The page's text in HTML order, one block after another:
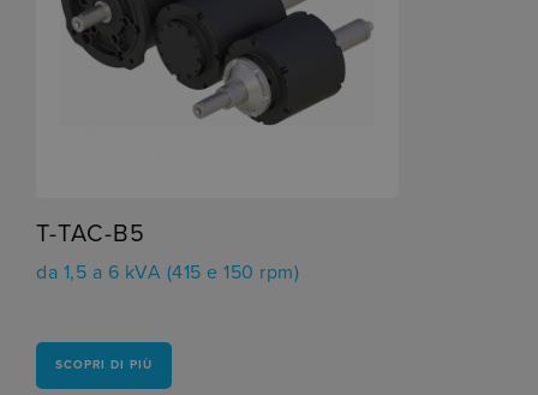
T-TAC-B5
da 1,5 a 6 kVA (415 e 150 rpm)
SCOPRI DI PIÙ